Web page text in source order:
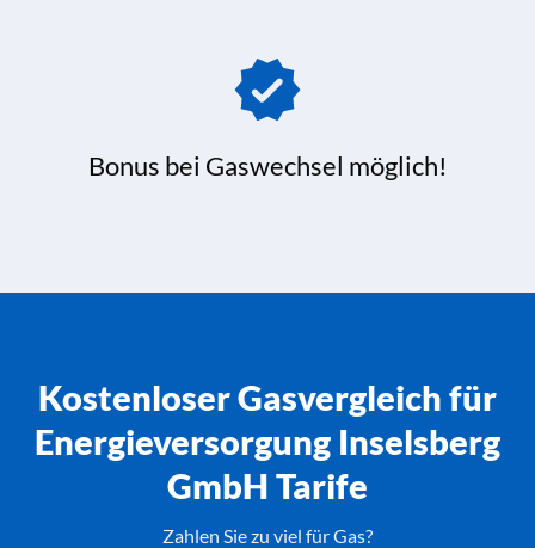
Bonus bei Gaswechsel möglich!
Kostenloser Gasvergleich für
Energieversorgung Inselsberg
GmbH Tarife
Zahlen Sie zu viel für Gas?